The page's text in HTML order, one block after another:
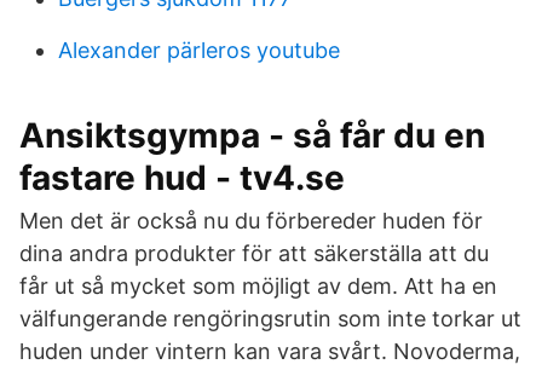
Alexander pärleros youtube
Ansiktsgympa - så får du en
fastare hud - tv4.se
Men det är också nu du förbereder huden för
dina andra produkter för att säkerställa att du
får ut så mycket som möjligt av dem. Att ha en
välfungerande rengöringsrutin som inte torkar ut
huden under vintern kan vara svårt. Novoderma,